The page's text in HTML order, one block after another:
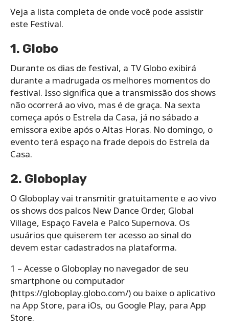
Veja a lista completa de onde você pode assistir
este Festival.
1. Globo
Durante os dias de festival, a TV Globo exibirá
durante a madrugada os melhores momentos do
festival. Isso significa que a transmissão dos shows
não ocorrerá ao vivo, mas é de graça. Na sexta
começa após o Estrela da Casa, já no sábado a
emissora exibe após o Altas Horas. No domingo, o
evento terá espaço na frade depois do Estrela da
Casa.
2. Globoplay
O Globoplay vai transmitir gratuitamente e ao vivo
os shows dos palcos New Dance Order, Global
Village, Espaço Favela e Palco Supernova. Os
usuários que quiserem ter acesso ao sinal do
devem estar cadastrados na plataforma.
1 – Acesse o Globoplay no navegador de seu
smartphone ou computador
(https://globoplay.globo.com/) ou baixe o aplicativo
na App Store, para iOs, ou Google Play, para App
Store.